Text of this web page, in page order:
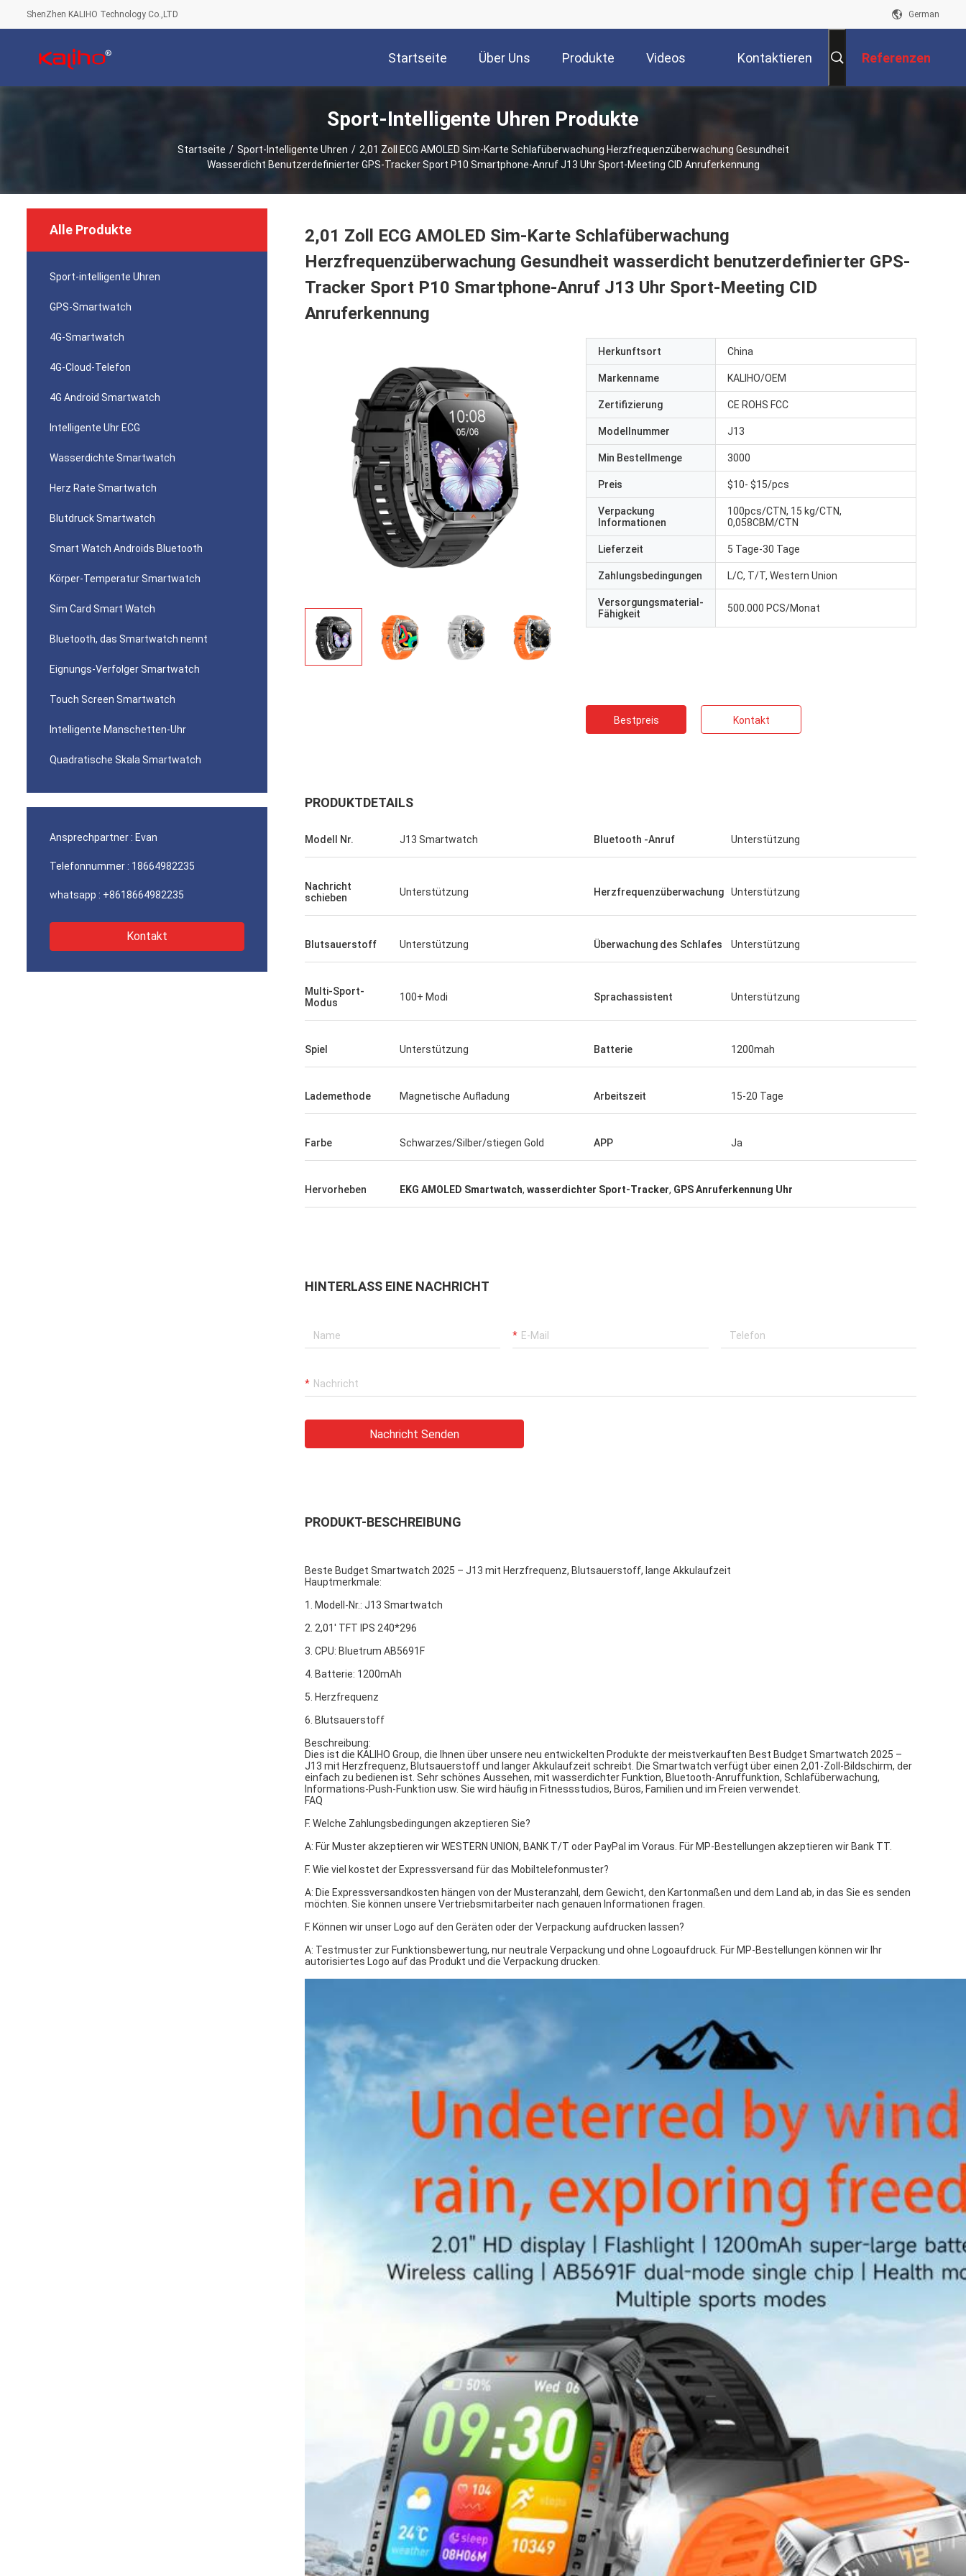
ShenZhen KALIHO Technology Co.,LTD German
Startseite Über Uns Produkte Videos Kontaktieren Referenzen
Sport-Intelligente Uhren Produkte
Startseite / Sport-Intelligente Uhren / 2,01 Zoll ECG AMOLED Sim-Karte Schlafüberwachung Herzfrequenzüberwachung Gesundheit
Wasserdicht Benutzerdefinierter GPS-Tracker Sport P10 Smartphone-Anruf J13 Uhr Sport-Meeting CID Anruferkennung
Alle Produkte
Sport-intelligente Uhren
GPS-Smartwatch
4G-Smartwatch
4G-Cloud-Telefon
4G Android Smartwatch
Intelligente Uhr ECG
Wasserdichte Smartwatch
Herz Rate Smartwatch
Blutdruck Smartwatch
Smart Watch Androids Bluetooth
Körper-Temperatur Smartwatch
Sim Card Smart Watch
Bluetooth, das Smartwatch nennt
Eignungs-Verfolger Smartwatch
Touch Screen Smartwatch
Intelligente Manschetten-Uhr
Quadratische Skala Smartwatch
Ansprechpartner : Evan
Telefonnummer : 18664982235
whatsapp : +8618664982235
Kontakt
2,01 Zoll ECG AMOLED Sim-Karte Schlafüberwachung
Herzfrequenzüberwachung Gesundheit wasserdicht benutzerdefinierter GPS-
Tracker Sport P10 Smartphone-Anruf J13 Uhr Sport-Meeting CID
Anruferkennung
Herkunftsort China
Markenname KALIHO/OEM
Zertifizierung CE ROHS FCC
Modellnummer J13
Min Bestellmenge 3000
Preis $10- $15/pcs
Verpackung
Informationen
100pcs/CTN, 15 kg/CTN,
0,058CBM/CTN
Lieferzeit 5 Tage-30 Tage
Zahlungsbedingungen L/C, T/T, Western Union
Versorgungsmaterial-
Fähigkeit
500.000 PCS/Monat
Bestpreis Kontakt
PRODUKTDETAILS
Modell Nr. J13 Smartwatch Bluetooth -Anruf Unterstützung
Nachricht
schieben
Unterstützung Herzfrequenzüberwachung Unterstützung
Blutsauerstoff Unterstützung Überwachung des Schlafes Unterstützung
Multi-Sport-
Modus
100+ Modi Sprachassistent Unterstützung
Spiel Unterstützung Batterie 1200mah
Lademethode Magnetische Aufladung Arbeitszeit 15-20 Tage
Farbe Schwarzes/Silber/stiegen Gold APP Ja
Hervorheben EKG AMOLED Smartwatch, wasserdichter Sport-Tracker, GPS Anruferkennung Uhr
HINTERLASS EINE NACHRICHT
Nachricht Senden
PRODUKT-BESCHREIBUNG
Beste Budget Smartwatch 2025 – J13 mit Herzfrequenz, Blutsauerstoff, lange Akkulaufzeit
Hauptmerkmale:
1. Modell-Nr.: J13 Smartwatch
2. 2,01' TFT IPS 240*296
3. CPU: Bluetrum AB5691F
4. Batterie: 1200mAh
5. Herzfrequenz
6. Blutsauerstoff
Beschreibung:
Dies ist die KALIHO Group, die Ihnen über unsere neu entwickelten Produkte der meistverkauften Best Budget Smartwatch 2025 –
J13 mit Herzfrequenz, Blutsauerstoff und langer Akkulaufzeit schreibt. Die Smartwatch verfügt über einen 2,01-Zoll-Bildschirm, der
einfach zu bedienen ist. Sehr schönes Aussehen, mit wasserdichter Funktion, Bluetooth-Anruffunktion, Schlafüberwachung,
Informations-Push-Funktion usw. Sie wird häufig in Fitnessstudios, Büros, Familien und im Freien verwendet.
FAQ
F. Welche Zahlungsbedingungen akzeptieren Sie?
A: Für Muster akzeptieren wir WESTERN UNION, BANK T/T oder PayPal im Voraus. Für MP-Bestellungen akzeptieren wir Bank TT.
F. Wie viel kostet der Expressversand für das Mobiltelefonmuster?
A: Die Expressversandkosten hängen von der Musteranzahl, dem Gewicht, den Kartonmaßen und dem Land ab, in das Sie es senden
möchten. Sie können unsere Vertriebsmitarbeiter nach genauen Informationen fragen.
F. Können wir unser Logo auf den Geräten oder der Verpackung aufdrucken lassen?
A: Testmuster zur Funktionsbewertung, nur neutrale Verpackung und ohne Logoaufdruck. Für MP-Bestellungen können wir Ihr
autorisiertes Logo auf das Produkt und die Verpackung drucken.